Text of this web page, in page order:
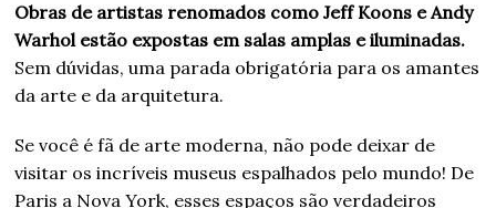
Obras de artistas renomados como Jeff Koons e Andy
Warhol estão expostas em salas amplas e iluminadas.
Sem dúvidas, uma parada obrigatória para os amantes
da arte e da arquitetura.
Se você é fã de arte moderna, não pode deixar de
visitar os incríveis museus espalhados pelo mundo! De
Paris a Nova York, esses espaços são verdadeiros